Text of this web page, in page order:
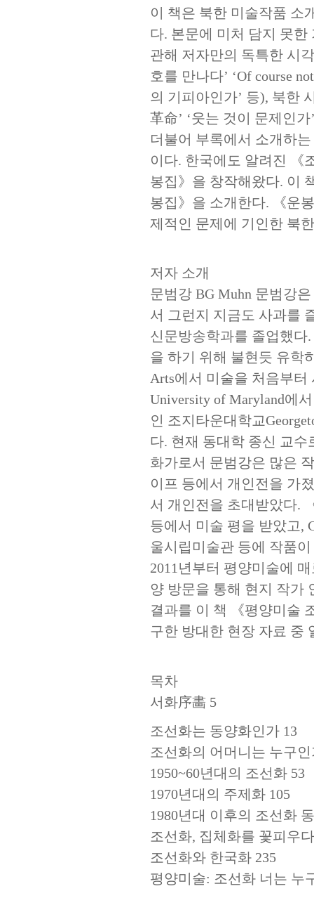
이 책은 북한 미술작품 소
다. 본문에 미처 담지 못한
관해 저자만의 독특한 시
호를 만나다’ ‘Of course
의 기피아인가’ 등), 북한
革命’ ‘웃는 것이 문제인가
더불어 부록에서 소개하
이다. 한국에도 알려진 《
봉집》을 창작해왔다. 이
봉집》을 소개한다. 《운
제적인 문제에 기인한 북
저자 소개
문범강 BG Muhn 문범강
서 그런지 지금도 사과를
신문방송학과를 졸업했다
을 하기 위해 불현듯 유학
Arts에서 미술을 처음부
University of Maryland에
인 조지타운대학교
다. 현재 동대학 종신 교수
화가로서 문범강은 많은
이프 등에서 개인전을 가
서 개인전을 초대받았다.
등에서 미술 평을 받았고,
울시립미술관 등에 작품
2011년부터 평양미술에
양 방문을 통해 현지 작가
결과를 이 책 《평양미술
구한 방대한 현장 자료 중
목차
서화序畵 5
조선화는 동양화인가 13
조선화의 어머니는 누구인
1950~60년대의 조선화 53
1970년대의 주제화 105
1980년대 이후의 조선화
조선화, 집체화를 꽃피우
조선화와 한국화 235
평양미술: 조선화 너는 누